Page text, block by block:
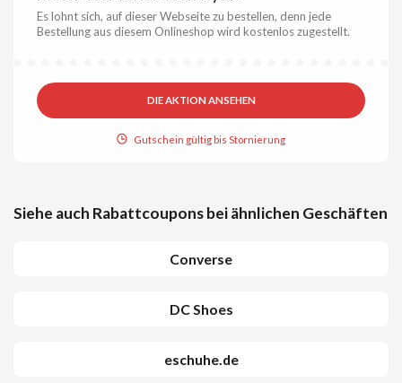
Es lohnt sich, auf dieser Webseite zu bestellen, denn jede
Bestellung aus diesem Onlineshop wird kostenlos zugestellt.
DIE AKTION ANSEHEN
Gutschein gültig bis Stornierung
Siehe auch Rabattcoupons bei ähnlichen Geschäften
Converse
DC Shoes
eschuhe.de